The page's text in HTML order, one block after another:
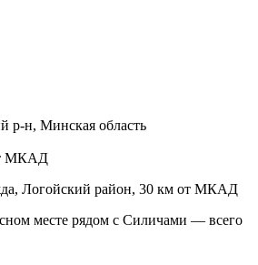
р-н, Минская область
МКАД
Логойский район, 30 км от МКАД
месте рядом с Силичами — всего